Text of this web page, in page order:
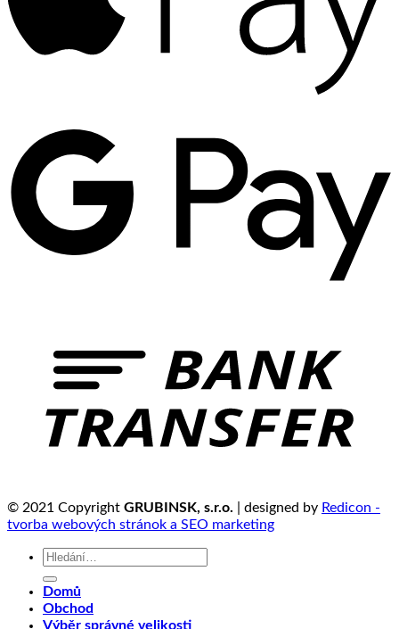
© 2021 Copyright GRUBINSK, s.r.o. | designed by Redicon -
tvorba webových stránok a SEO marketing
Hledat:
Domů
Obchod
Výběr správné velikosti